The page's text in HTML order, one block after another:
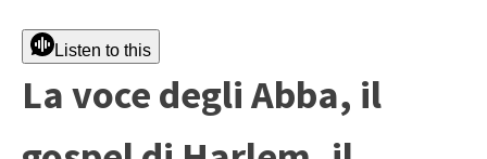
Listen to this
La voce degli Abba, il